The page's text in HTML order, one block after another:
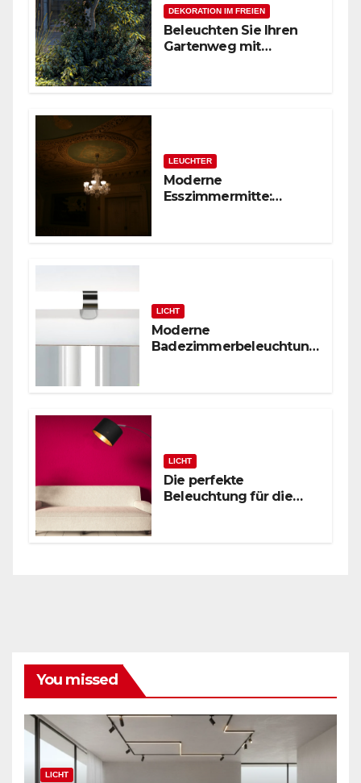
DEKORATION IM FREIEN
Beleuchten Sie Ihren
Gartenweg mit
LEUCHTER
Moderne
Esszimmermitte:
LICHT
Moderne
Badezimmerbeleuchtung
LICHT
Die perfekte
Beleuchtung für die
You missed
LICHT